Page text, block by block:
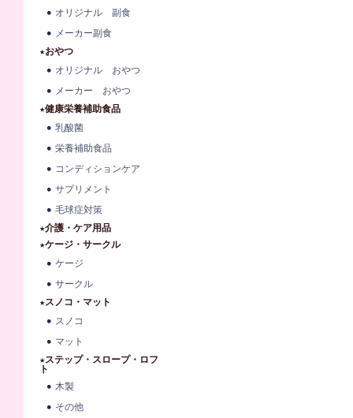
オリジナル 副食
メーカー副食
★おやつ
オリジナル おやつ
メーカー おやつ
★健康栄養補助食品
乳酸菌
栄養補助食品
コンディションケア
サプリメント
毛球症対策
★介護・ケア用品
★ケージ・サークル
ケージ
サークル
★スノコ・マット
スノコ
マット
★ステップ・スロープ・ロフ
ト
木製
その他